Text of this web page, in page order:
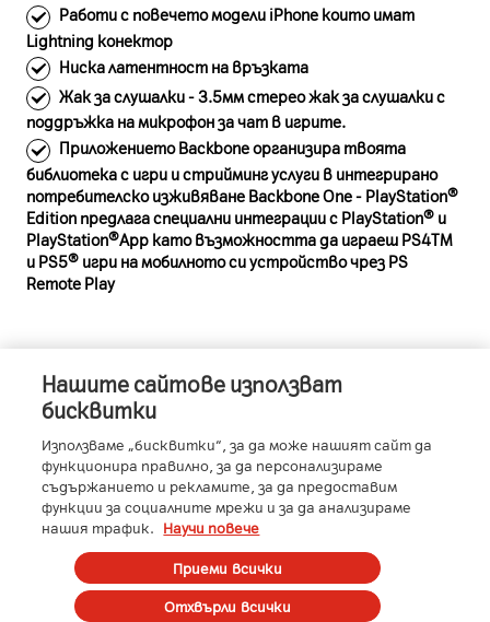
Работи с повечето модели iPhone които имат
Lightning конектор
Ниска латентност на връзката
Жак за слушалки - 3.5мм стерео жак за слушалки с
поддръжка на микрофон за чат в игрите.
Приложението Backbone организира твоята
библиотека с игри и стрийминг услуги в интегрирано
потребителско изживяване Backbone One - PlayStation®
Edition предлага специални интеграции с PlayStation® и
PlayStation®App като възможността да играеш PS4ТМ
и PS5® игри на мобилното си устройство чрез PS
Remote Play
Информация за устройството
Характеристики
Производител:Sony
Условия
Всички цени са с ДДС.
Нашите сайтове използват
бисквитки
Използваме „бисквитки“, за да може нашият сайт да
функционира правилно, за да персонализираме
съдържанието и рекламите, за да предоставим
функции за социалните мрежи и за да анализираме
нашия трафик. Научи повече
Отхвърли всички
Приеми всички